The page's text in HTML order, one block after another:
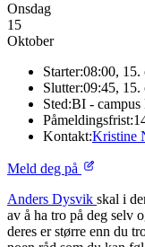
Onsdag
15
Oktober
Starter:08:00, 15.
Slutter:09:45, 15.
Sted:BI - campus
Påmeldingsfrist:
Kontakt:Kristine
Meld deg på
Anders Dysvik skal i
av å ha tro på deg selv
deres er større enn du